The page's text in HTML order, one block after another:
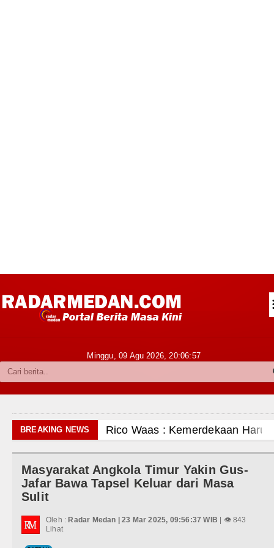
Kabupaten Karo
Politik
Hiburan
Olahraga
Minggu, 09 Agu 2026,20:06:58
BREAKING NEWSRico Waas : Kemerdekaan Harus
Kurang dari 6 Jam, Polsek Kotarih
Liverpool vs Monaco Laga
Masyarakat Angkola Timur Yakin Gus-
Jafar Bawa Tapsel Keluar dari Masa
Sulit
Oleh : Radar Medan | 23 Mar 2025, 09:56:37 WIB | 👁 843
Lihat